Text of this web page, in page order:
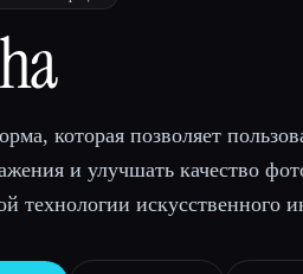
которая позволяет
и улучшать качество
технологии искусственного